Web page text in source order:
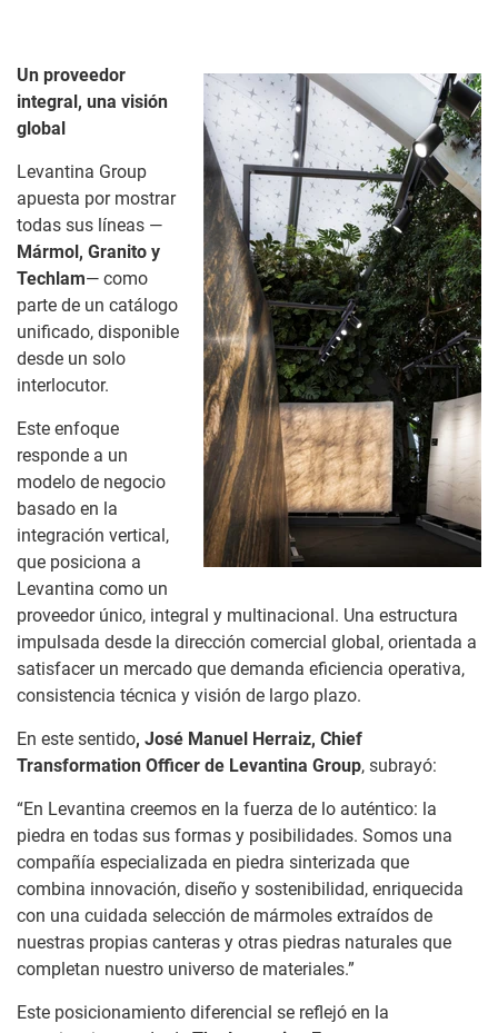
Un proveedor
integral, una visión
global
Levantina Group
apuesta por mostrar
todas sus líneas —
Mármol, Granito y
Techlam— como
parte de un catálogo
unificado, disponible
desde un solo
interlocutor.
Este enfoque
responde a un
modelo de negocio
basado en la
integración vertical,
que posiciona a
Levantina como un
proveedor único, integral y multinacional. Una estructura
impulsada desde la dirección comercial global, orientada a
satisfacer un mercado que demanda eficiencia operativa,
consistencia técnica y visión de largo plazo.
En este sentido, José Manuel Herraiz, Chief
Transformation Officer de Levantina Group, subrayó:
“En Levantina creemos en la fuerza de lo auténtico: la
piedra en todas sus formas y posibilidades. Somos una
compañía especializada en piedra sinterizada que
combina innovación, diseño y sostenibilidad, enriquecida
con una cuidada selección de mármoles extraídos de
nuestras propias canteras y otras piedras naturales que
completan nuestro universo de materiales.”
Este posicionamiento diferencial se reflejó en la